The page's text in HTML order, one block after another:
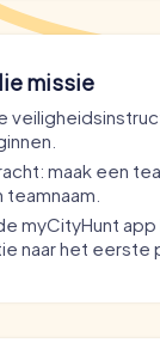
missie
maak een
myCityHunt
naar het eerste